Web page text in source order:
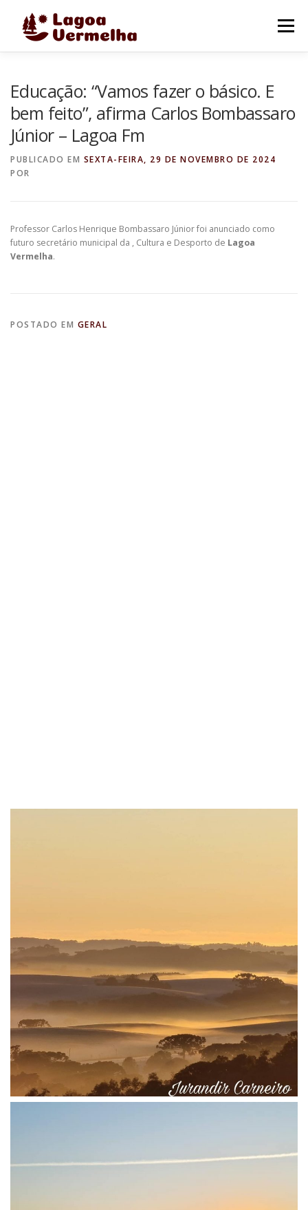
Menu
FALE CONOSCO
Educação: “Vamos fazer o básico. E
bem feito”, afirma Carlos Bombassaro
Júnior – Lagoa Fm
PUBLICADO EM SEXTA-FEIRA, 29 DE NOVEMBRO DE 2024
POR
Professor Carlos Henrique Bombassaro Júnior foi anunciado como
futuro secretário municipal da , Cultura e Desporto de Lagoa
Vermelha.
POSTADO EM GERAL